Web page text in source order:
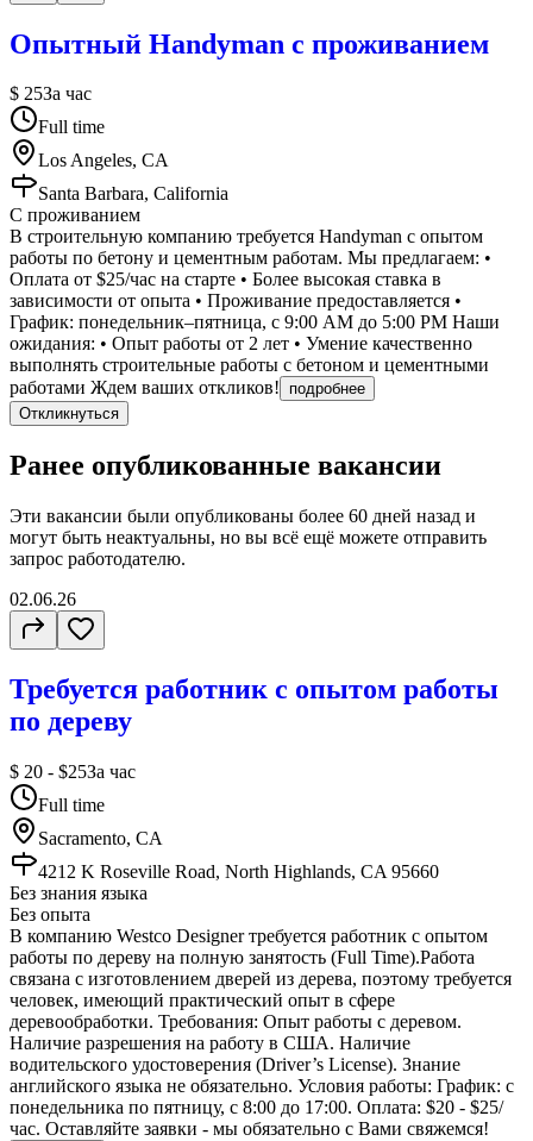
Опытный Handyman с проживанием
$ 25За час
Full time
Los Angeles, CA
Santa Barbara, California
С проживанием
В строительную компанию требуется Handyman с опытом
работы по бетону и цементным работам. Мы предлагаем: •
Оплата от $25/час на старте • Более высокая ставка в
зависимости от опыта • Проживание предоставляется •
График: понедельник–пятница, с 9:00 AM до 5:00 PM Наши
ожидания: • Опыт работы от 2 лет • Умение качественно
выполнять строительные работы с бетоном и цементными
работами Ждем ваших откликов!
подробнее
Откликнуться
Ранее опубликованные вакансии
Эти вакансии были опубликованы более 60 дней назад и
могут быть неактуальны, но вы всё ещё можете отправить
запрос работодателю.
02.06.26
Требуется работник с опытом работы
по дереву
$ 20 - $25За час
Full time
Sacramento, CA
4212 K Roseville Road, North Highlands, CA 95660
Без знания языка
Без опыта
В компанию Westco Designer требуется работник с опытом
работы по дереву на полную занятость (Full Time).Работа
связана с изготовлением дверей из дерева, поэтому требуется
человек, имеющий практический опыт в сфере
деревообработки. Требования: Опыт работы с деревом.
Наличие разрешения на работу в США. Наличие
водительского удостоверения (Driver’s License). Знание
английского языка не обязательно. Условия работы: График: с
понедельника по пятницу, с 8:00 до 17:00. Оплата: $20 - $25/
час. Оставляйте заявки - мы обязательно с Вами свяжемся!